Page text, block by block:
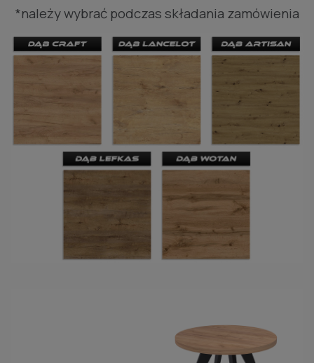
*należy wybrać podczas składania zamówienia